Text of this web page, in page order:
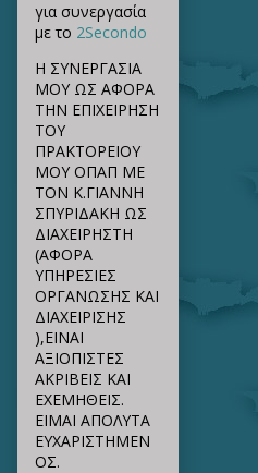
για συνεργασία
με το 2Secondo
Η ΣΥΝΕΡΓΑΣΙΑ
ΜΟΥ ΩΣ ΑΦΟΡΑ
ΤΗΝ ΕΠΙΧΕΙΡΗΣΗ
ΤΟΥ
ΠΡΑΚΤΟΡΕΙΟΥ
ΜΟΥ ΟΠΑΠ ΜΕ
ΤΟΝ Κ.ΓΙΑΝΝΗ
ΣΠΥΡΙΔΑΚΗ ΩΣ
ΔΙΑΧΕΙΡΗΣΤΗ
(ΑΦΟΡΑ
ΥΠΗΡΕΣΙΕΣ
ΟΡΓΑΝΩΣΗΣ ΚΑΙ
ΔΙΑΧΕΙΡΙΣΗΣ
),ΕΙΝΑΙ
ΑΞΙΟΠΙΣΤΕΣ
ΑΚΡΙΒΕΙΣ ΚΑΙ
ΕΧΕΜΗΘΕΙΣ.
ΕΙΜΑΙ ΑΠΟΛΥΤΑ
ΕΥΧΑΡΙΣΤΗΜΕΝ
ΟΣ.